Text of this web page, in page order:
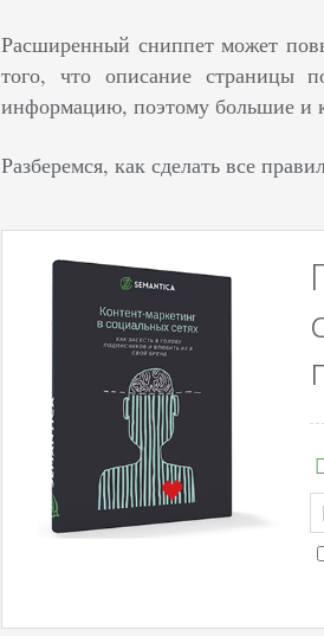
Расширенный сниппет может
того, что описание страницы
информацию, поэтому большие и
Разберемся, как сделать все